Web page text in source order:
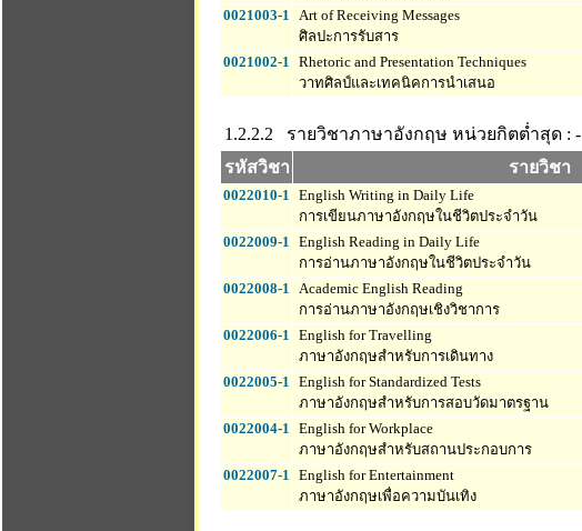
0021003-1 Art of Receiving Messages
ศิลปะการรับสาร
0021002-1 Rhetoric and Presentation Techniques
วาทศิลป์และเทคนิคการนำเสนอ
1.2.2.2 รายวิชาภาษาอังกฤษ หน่วยกิตต่ำสุด : -
รหัสวิชา
รายวิชา
0022010-1 English Writing in Daily Life
การเขียนภาษาอังกฤษในชีวิตประจำวัน
0022009-1 English Reading in Daily Life
การอ่านภาษาอังกฤษในชีวิตประจำวัน
0022008-1 Academic English Reading
การอ่านภาษาอังกฤษเชิงวิชาการ
0022006-1 English for Travelling
ภาษาอังกฤษสำหรับการเดินทาง
0022005-1 English for Standardized Tests
ภาษาอังกฤษสำหรับการสอบวัดมาตรฐาน
0022004-1 English for Workplace
ภาษาอังกฤษสำหรับสถานประกอบการ
0022007-1 English for Entertainment
ภาษาอังกฤษเพื่อความบันเทิง